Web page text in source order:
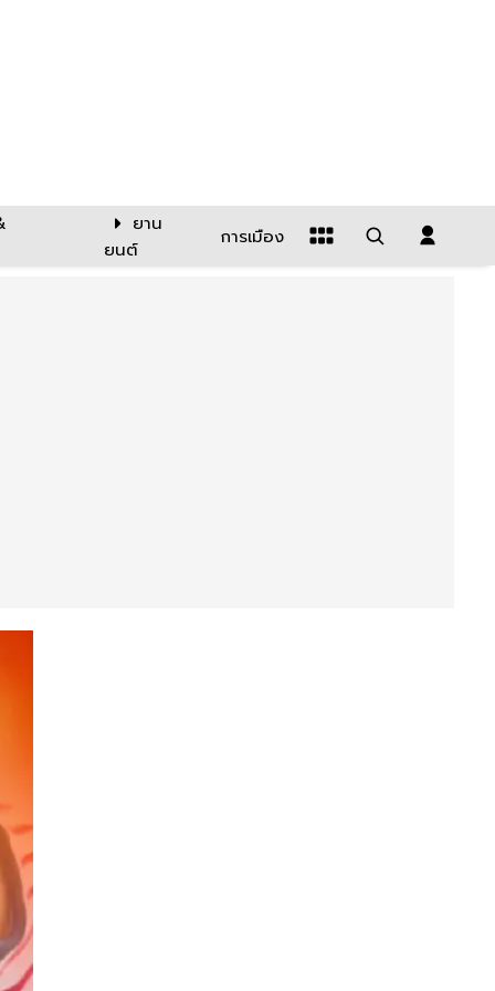
ยาน
ยนต์
การเมือง